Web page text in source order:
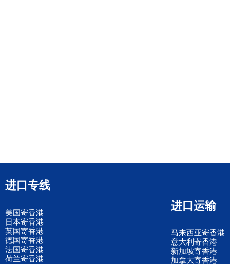
进口专线
美国寄香港
日本寄香港
英国寄香港
德国寄香港
法国寄香港
荷兰寄香港
进口运输
马来西亚寄香港
意大利寄香港
新加坡寄香港
加拿大寄香港